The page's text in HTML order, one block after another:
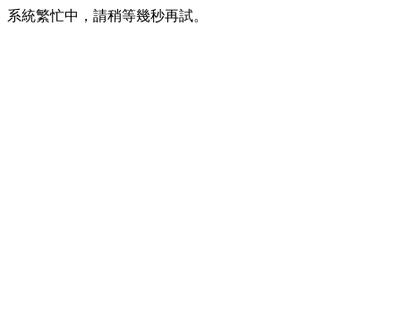
系統繁忙中，請稍等幾秒再試。